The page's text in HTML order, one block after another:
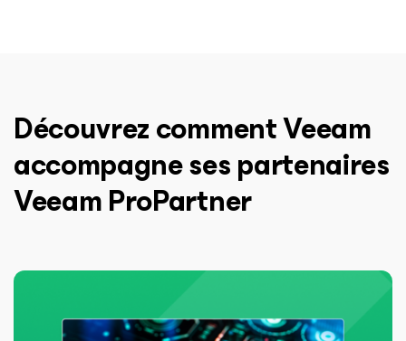
Découvrez comment Veeam
accompagne ses partenaires
Veeam ProPartner